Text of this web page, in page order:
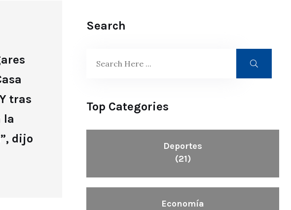
tras
la
dijo
Search
Top Categories
Deportes
(21)
Economía